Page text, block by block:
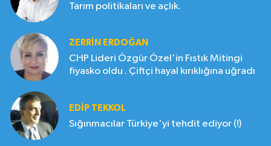
Tarım politikaları ve açlık.
ZERRIN ERDOĞAN
CHP Lideri Özgür Özel'in Fıstık Mitingi
fiyasko oldu . Çiftçi hayal kırıklığına uğradı
EDIP TEKKOL
Sığınmacılar Türkiye'yi tehdit ediyor (!)